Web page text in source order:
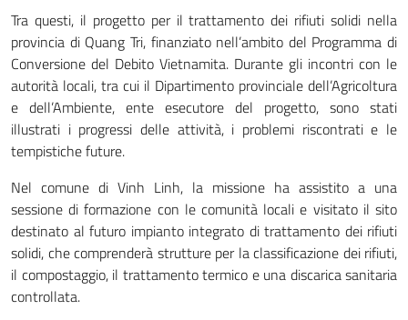
Tra questi, il progetto per il trattamento dei rifiuti solidi nella
provincia di Quang Tri, finanziato nell’ambito del Programma di
Conversione del Debito Vietnamita. Durante gli incontri con le
autorità locali, tra cui il Dipartimento provinciale dell’Agricoltura
e dell’Ambiente, ente esecutore del progetto, sono stati
illustrati i progressi delle attività, i problemi riscontrati e le
tempistiche future.
Nel comune di Vinh Linh, la missione ha assistito a una
sessione di formazione con le comunità locali e visitato il sito
destinato al futuro impianto integrato di trattamento dei rifiuti
solidi, che comprenderà strutture per la classificazione dei rifiuti,
il compostaggio, il trattamento termico e una discarica sanitaria
controllata.